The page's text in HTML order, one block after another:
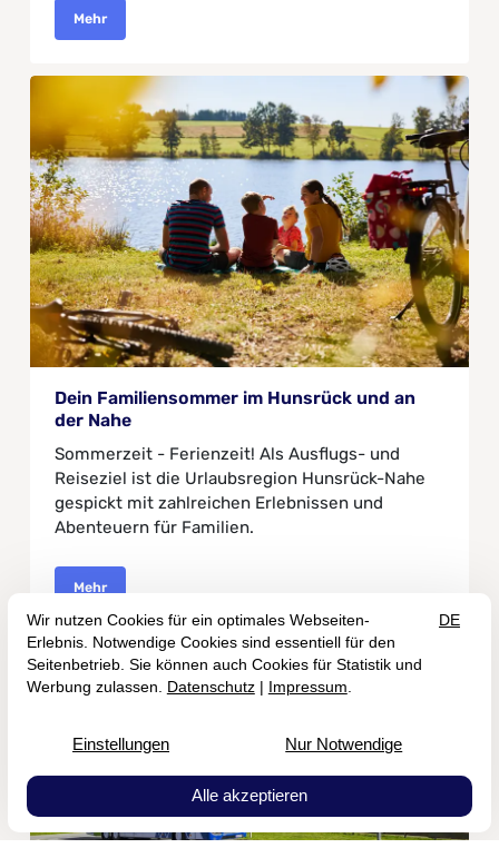
Mehr
Dein Familiensommer im Hunsrück und an
der Nahe
Sommerzeit - Ferienzeit! Als Ausflugs- und
Reiseziel ist die Urlaubsregion Hunsrück-Nahe
gespickt mit zahlreichen Erlebnissen und
Abenteuern für Familien.
Mehr